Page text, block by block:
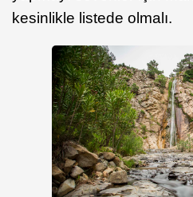
kesinlikle listede olmalı.